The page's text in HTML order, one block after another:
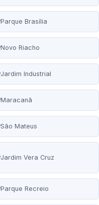
Parque Brasília
Novo Riacho
Jardim Industrial
Maracanã
São Mateus
Jardim Vera Cruz
Parque Recreio